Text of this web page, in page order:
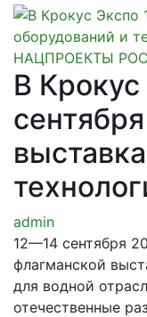
НАЦПРОЕКТЫ
В
admin
12—14 сентября
флагманской
для водной
отечественные